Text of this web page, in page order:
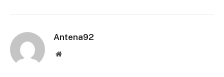
Antena92
Website